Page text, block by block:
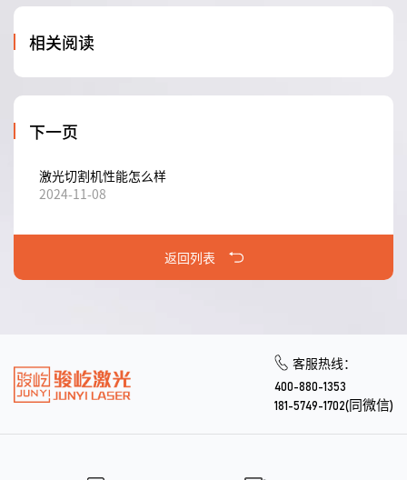
相关阅读
下一页
激光切割机性能怎么样
2024-11-08
返回列表
客服热线：
400-880-1353
181-5749-1702(同微信)